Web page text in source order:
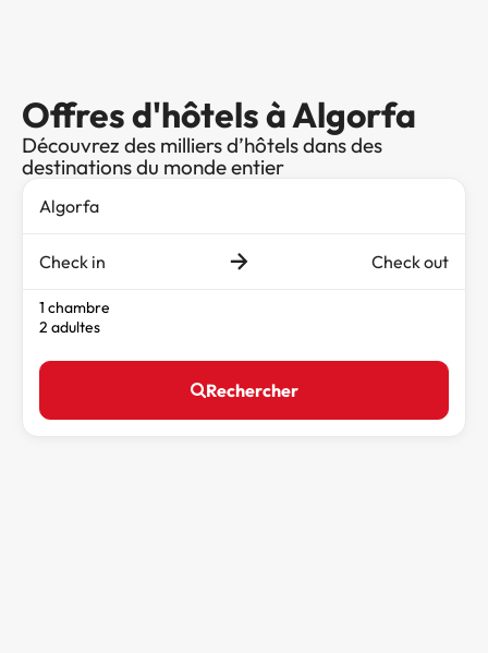
Offres d'hôtels à Algorfa
Découvrez des milliers d’hôtels dans des
destinations du monde entier
Check in Check out
1 chambre
2 adultes
Rechercher